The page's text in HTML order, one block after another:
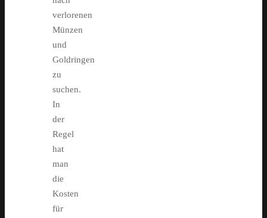
verlorenen
Münzen
und
Goldringen
zu
suchen.
In
der
Regel
hat
man
die
Kosten
für